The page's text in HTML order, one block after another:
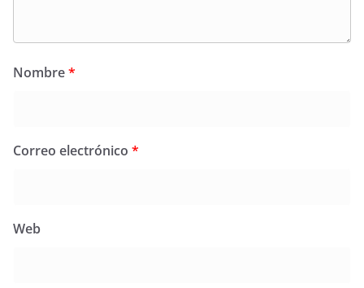
Nombre*
Correo electrónico *
Web